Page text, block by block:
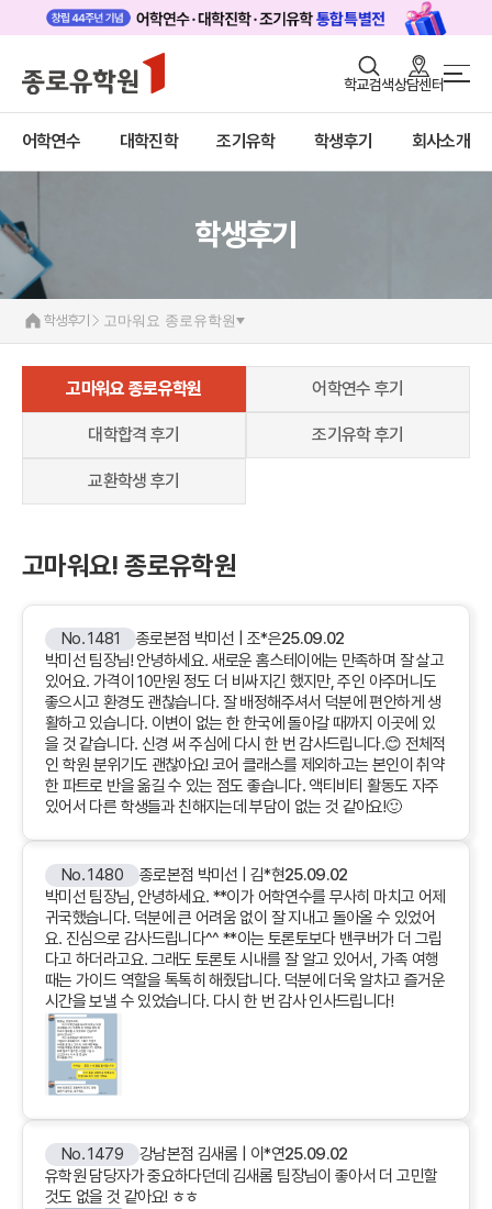
학교검색상담센터
어학연수 대학진학 조기유학 학생후기 회사소개
로그인 회원가입
어학연수
대학진학
프로그램
학생후기
고객서비스
유학가이드
종로유학원
고마워요! 종로유학원
어학연수 후기
교환학생 후기
학생후기
학생후기 고마워요 종로유학원
고마워요 종로유학원 어학연수 후기
대학합격 후기 조기유학 후기
교환학생 후기
고마워요! 종로유학원
No. 1481 종로본점 박미선 | 조*은25.09.02
박미선 팀장님! 안녕하세요. 새로운 홈스테이에는 만족하며 잘 살고
있어요. 가격이 10만원 정도 더 비싸지긴 했지만, 주인 아주머니도
좋으시고 환경도 괜찮습니다. 잘 배정해주셔서 덕분에 편안하게 생
활하고 있습니다. 이변이 없는 한 한국에 돌아갈 때까지 이곳에 있
을 것 같습니다. 신경 써 주심에 다시 한 번 감사드립니다.😊 전체적
인 학원 분위기도 괜찮아요! 코어 클래스를 제외하고는 본인이 취약
한 파트로 반을 옮길 수 있는 점도 좋습니다. 액티비티 활동도 자주
있어서 다른 학생들과 친해지는데 부담이 없는 것 같아요!🙂
No. 1480 종로본점 박미선 | 김*현25.09.02
박미선 팀장님, 안녕하세요. **이가 어학연수를 무사히 마치고 어제
귀국했습니다. 덕분에 큰 어려움 없이 잘 지내고 돌아올 수 있었어
요. 진심으로 감사드립니다^^ **이는 토론토보다 밴쿠버가 더 그립
다고 하더라고요. 그래도 토론토 시내를 잘 알고 있어서, 가족 여행
때는 가이드 역할을 톡톡히 해줬답니다. 덕분에 더욱 알차고 즐거운
시간을 보낼 수 있었습니다. 다시 한 번 감사 인사드립니다!
No. 1479 강남본점 김새롬 | 이*연25.09.02
유학원 담당자가 중요하다던데 김새롬 팀장님이 좋아서 더 고민할
것도 없을 것 같아요! ㅎㅎ